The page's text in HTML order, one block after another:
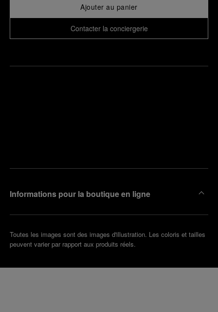
Ajouter au panier
Contacter la conciergerie
Informations pour la boutique en ligne
Toutes les images sont des images d'illustration. Les coloris et tailles
peuvent varier par rapport aux produits réels.